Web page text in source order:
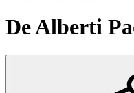
De Alberti